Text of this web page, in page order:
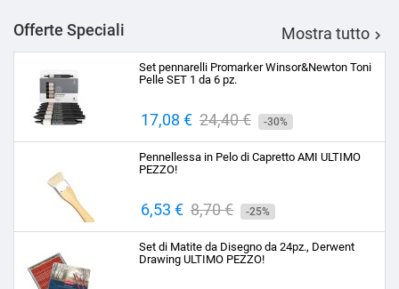
Offerte Speciali Mostra tutto 
Set pennarelli Promarker Winsor&Newton Toni
Pelle SET 1 da 6 pz.
Prezzo
17,08 € Prezzo
base
24,40 € -30%
Pennellessa in Pelo di Capretto AMI ULTIMO
PEZZO!
Prezzo
6,53 € Prezzo
base
8,70 € -25%
Set di Matite da Disegno da 24pz., Derwent
Drawing ULTIMO PEZZO!